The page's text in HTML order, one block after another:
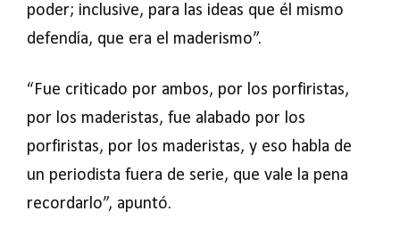
poder; inclusive, para las ideas que él mismo
defendía, que era el maderismo”.
“Fue criticado por ambos, por los porfiristas,
por los maderistas, fue alabado por los
porfiristas, por los maderistas, y eso habla de
un periodista fuera de serie, que vale la pena
recordarlo”, apuntó.